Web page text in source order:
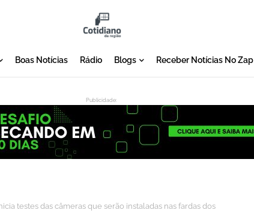
Boas Notícias Rádio Blogs Receber Notícias No Zap
Publicidade:
:
testes das câmeras que serão instaladas nas fardas dos